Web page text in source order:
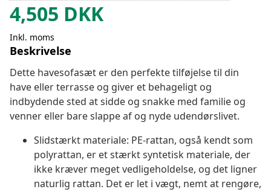
4,505 DKK
Inkl. moms
Beskrivelse
Dette havesofasæt er den perfekte tilføjelse til din
have eller terrasse og giver et behageligt og
indbydende sted at sidde og snakke med familie og
venner eller bare slappe af og nyde udendørslivet.
Slidstærkt materiale: PE-rattan, også kendt som
polyrattan, er et stærkt syntetisk materiale, der
ikke kræver meget vedligeholdelse, og det ligner
naturlig rattan. Det er let i vægt, nemt at rengøre,